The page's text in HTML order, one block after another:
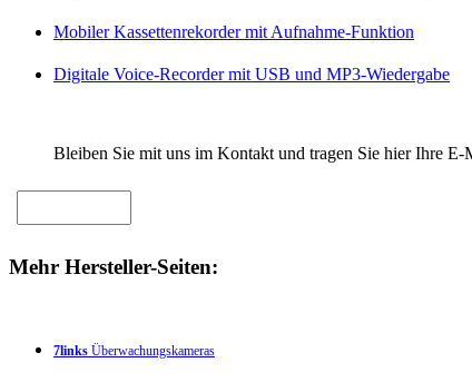
Mobiler Kassettenrekorder mit Aufnahme-Funktion
Digitale Voice-Recorder mit USB und MP3-Wiedergabe
Bleiben Sie mit uns im Kontakt und tragen Sie hier Ihre
Mehr Hersteller-Seiten:
7links Überwachungskameras